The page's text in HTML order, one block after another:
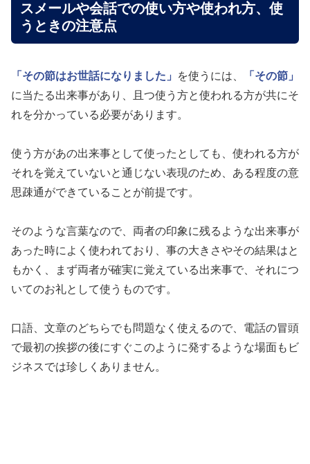
スメールや会話での使い方や使われ方、使
うときの注意点
「その節はお世話になりました」 を使うには、
「その節」
に当たる出来事があり、且つ使う方と使われる方が共にそ
れを分かっている必要があります。
使う方があの出来事として使ったとしても、使われる方が
それを覚えていないと通じない表現のため、ある程度の意
思疎通ができていることが前提です。
そのような言葉なので、両者の印象に残るような出来事が
あった時によく使われており、事の大きさやその結果はと
もかく、まず両者が確実に覚えている出来事で、それにつ
いてのお礼として使うものです。
口語、文章のどちらでも問題なく使えるので、電話の冒頭
で最初の挨拶の後にすぐこのように発するような場面もビ
ジネスでは珍しくありません。